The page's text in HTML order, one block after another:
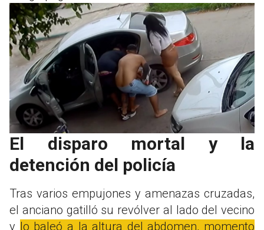
El disparo mortal y la
detención del policía
Tras varios empujones y amenazas cruzadas,
el anciano gatilló su revólver al lado del vecino
y lo baleó a la altura del abdomen, momento